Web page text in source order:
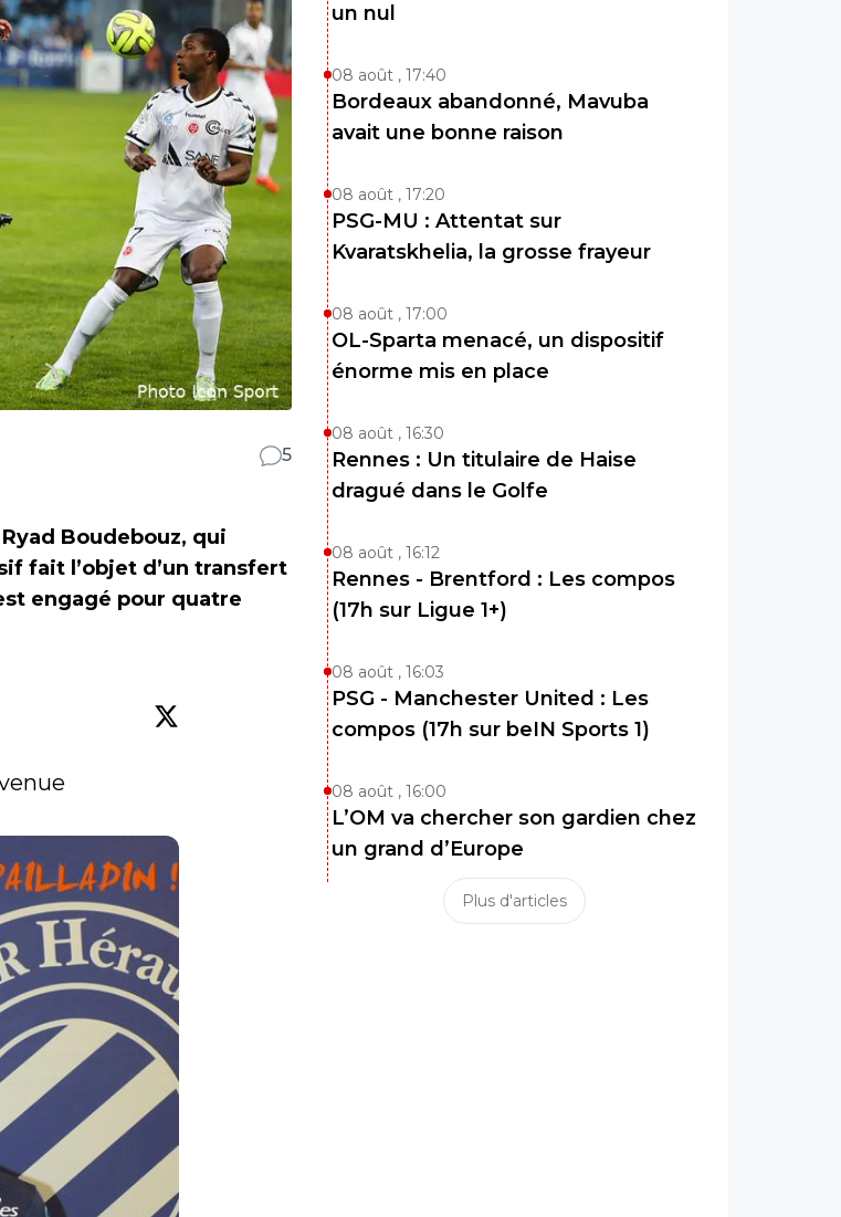
5
Boudebouz, qui
fait l’objet d’un transfert
engagé pour quatre
un nul
08 août , 17:40
Bordeaux abandonné, Mavuba
avait une bonne raison
08 août , 17:20
PSG-MU : Attentat sur
Kvaratskhelia, la grosse frayeur
08 août , 17:00
OL-Sparta menacé, un dispositif
énorme mis en place
08 août , 16:30
Rennes : Un titulaire de Haise
dragué dans le Golfe
08 août , 16:12
Rennes - Brentford : Les compos
(17h sur Ligue 1+)
08 août , 16:03
PSG - Manchester United : Les
compos (17h sur beIN Sports 1)
08 août , 16:00
L’OM va chercher son gardien chez
un grand d’Europe
Plus d'articles